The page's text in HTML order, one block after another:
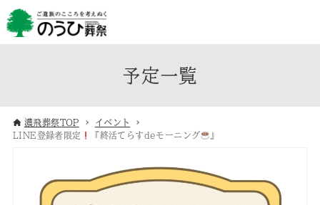
予定一覧
濃飛葬祭TOP
イベント
LINE登録者限定
『終活てらすdeモーニング 』